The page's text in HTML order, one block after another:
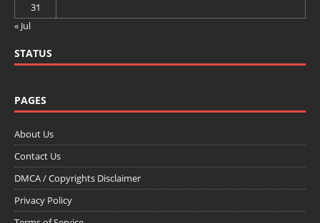
31
« Jul
STATUS
PAGES
About Us
Contact Us
DMCA / Copyrights Disclaimer
Privacy Policy